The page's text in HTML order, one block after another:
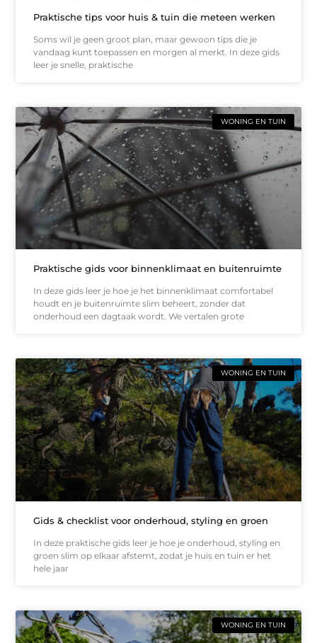
Praktische tips voor huis & tuin die meteen werken
Soms wil je geen groot plan, maar gewoon tips die je
vandaag kunt toepassen en morgen al merkt. In deze gids
leer je snelle, praktische
WONING EN TUIN
Praktische gids voor binnenklimaat en buitenruimte
In deze gids leer je hoe je het binnenklimaat comfortabel
houdt en je buitenruimte slim beheert, zonder dat
onderhoud een dagtaak wordt. We vertalen grote
WONING EN TUIN
Gids & checklist voor onderhoud, styling en groen
In deze praktische gids leer je hoe je onderhoud, styling en
groen slim op elkaar afstemt, zodat je huis en tuin er het
hele jaar
WONING EN TUIN